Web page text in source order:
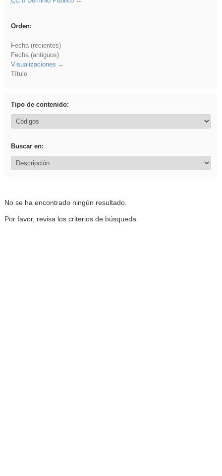
Orden:
Fecha (recientes)
Fecha (antiguos)
Visualizaciones
Título
Tipo de contenido:
Buscar en:
No se ha encontrado ningún resultado.
Por favor, revisa los criterios de búsqueda.